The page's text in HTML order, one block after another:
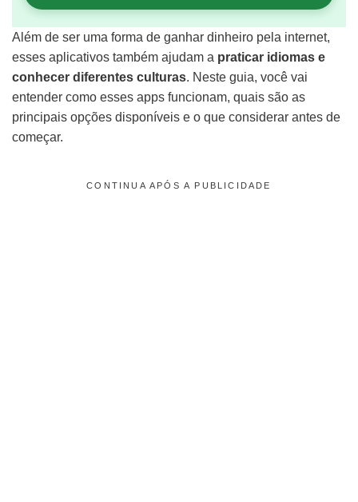
Além de ser uma forma de ganhar dinheiro pela internet,
esses aplicativos também ajudam a praticar idiomas e
conhecer diferentes culturas. Neste guia, você vai
entender como esses apps funcionam, quais são as
principais opções disponíveis e o que considerar antes de
começar.
CONTINUA APÓS A PUBLICIDADE